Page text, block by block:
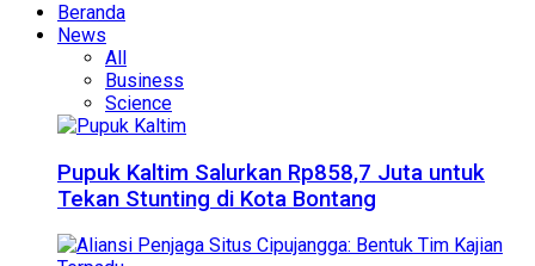
Beranda
News
All
Business
Science
Pupuk Kaltim Salurkan Rp858,7 Juta untuk
Tekan Stunting di Kota Bontang